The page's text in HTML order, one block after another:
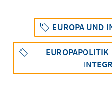
EUROPA UND
EUROPAPOLITIK